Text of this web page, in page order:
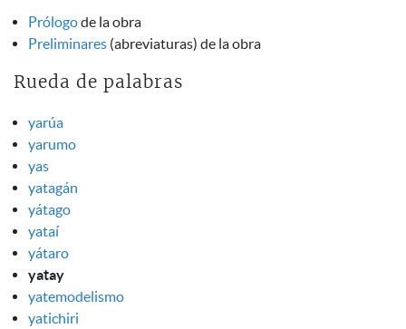
Prólogode la obra
Preliminares (abreviaturas) de la obra
Rueda de palabras
yarúa
yarumo
yas
yatagán
yátago
yataí
yátaro
yatay
yatemodelismo
yatichiri